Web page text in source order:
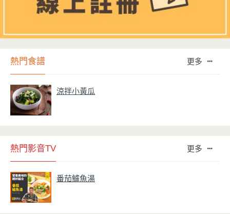
熱門食譜 更多
涼拌小黃瓜
熱門影音TV 更多
番茄鱸魚湯